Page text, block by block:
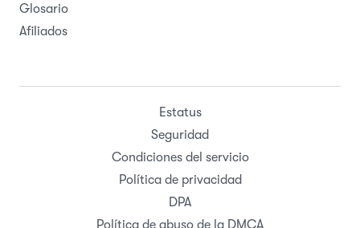
Glosario
Afiliados
Estatus
Seguridad
Condiciones del servicio
Política de privacidad
DPA
Política de abuso de la DMCA